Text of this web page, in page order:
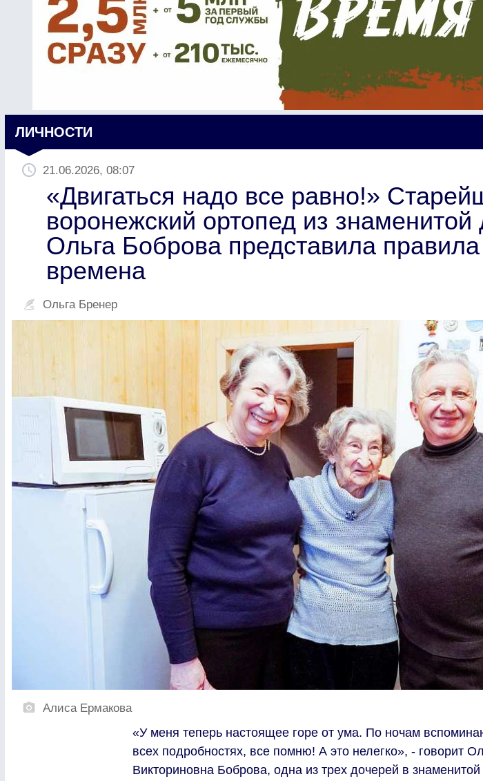
ЛИЧНОСТИ
21.06.2026, 08:07
«Двигаться надо все равно!»
воронежский ортопед из знаменитой
Ольга Боброва представила
времена
Ольга Бренер
Алиса Ермакова
«У меня теперь настоящее горе от ума. По ночам
всех подробностях, все помню! А это нелегко», - говорит
Викториновна Боброва, одна из трех дочерей в знаменитой